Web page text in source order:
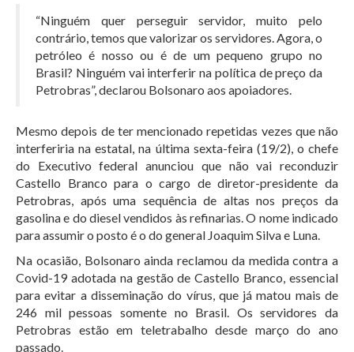
“Ninguém quer perseguir servidor, muito pelo
contrário, temos que valorizar os servidores. Agora, o
petróleo é nosso ou é de um pequeno grupo no
Brasil? Ninguém vai interferir na política de preço da
Petrobras”, declarou Bolsonaro aos apoiadores.
Mesmo depois de ter mencionado repetidas vezes que não
interferiria na estatal, na última sexta-feira (19/2), o chefe
do Executivo federal anunciou que não vai reconduzir
Castello Branco para o cargo de diretor-presidente da
Petrobras, após uma sequência de altas nos preços da
gasolina e do diesel vendidos às refinarias. O nome indicado
para assumir o posto é o do general Joaquim Silva e Luna.
Na ocasião, Bolsonaro ainda reclamou da medida contra a
Covid-19 adotada na gestão de Castello Branco, essencial
para evitar a disseminação do vírus, que já matou mais de
246 mil pessoas somente no Brasil. Os servidores da
Petrobras estão em teletrabalho desde março do ano
passado.